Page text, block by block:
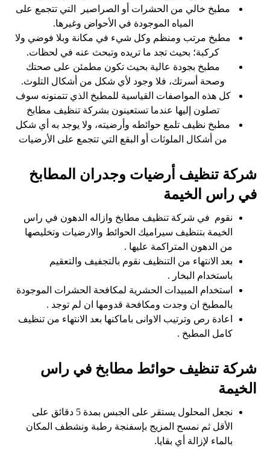
مطبخ خالي من الحشرات أو الصراصير التي تتجمع على
المياه الموجودة في الأحواض وغيرها.
مطبخ مرتب ومنظم وكل شيء في مكانة وبلا فوضي ولا
كركبة؛ بحيث تجد ما تريده وتبحث عنه في لحظات.
مطبخ بجودة عالية بحيث تكون مطمئن على صحتك
وصحة أسرتك، فلا وجود لأي شكل من أشكال التلوث.
كل هذه المواصفات القياسية للمطبخ الذي تتمنونه سوف
تصلون إليها عندما تستعينون بشركة تنظيف مطابخ
مطبخ نظيف تلمع حوائطه وأرضيته، ولا يوجد به أي شكل
من أشكال الملوثات أو البقع التي تتجمع على الأرضيات
شركة تنظيف أرضيات وجدران المطابخ
في راس الخيمة
نقوم في شركة تنظيف مطابخ وازاله الدهون في راس
الخيمة بتنظيف سيراميك الحوائط والارضيات وتخليصها
من الدهون المتراكمة عليها .
بعد الانتهاء من التنظيف نقوم بالتجفيف والتعقيم
باستخدام البخار .
استخدام المبيدات الحشرية لمكافحة الحشرات الموجودة
بالمطبخ ان وجدت ومكافحة قدومها ان لم توجد .
اعادة رص وترتيب الاوانى باماكنها بعد الانتهاء من تنظيف
كامل المطبخ .
شركة تنظيف حوائط مطابخ في راس
الخيمة
نجعل المحلول يستقر على الجبس بمدة 5 دقائق على
الأقل ثم نمسح المزيج بإسفنجة رطبة ونشطف المكان
بالماء لإزالة أي بقايا.